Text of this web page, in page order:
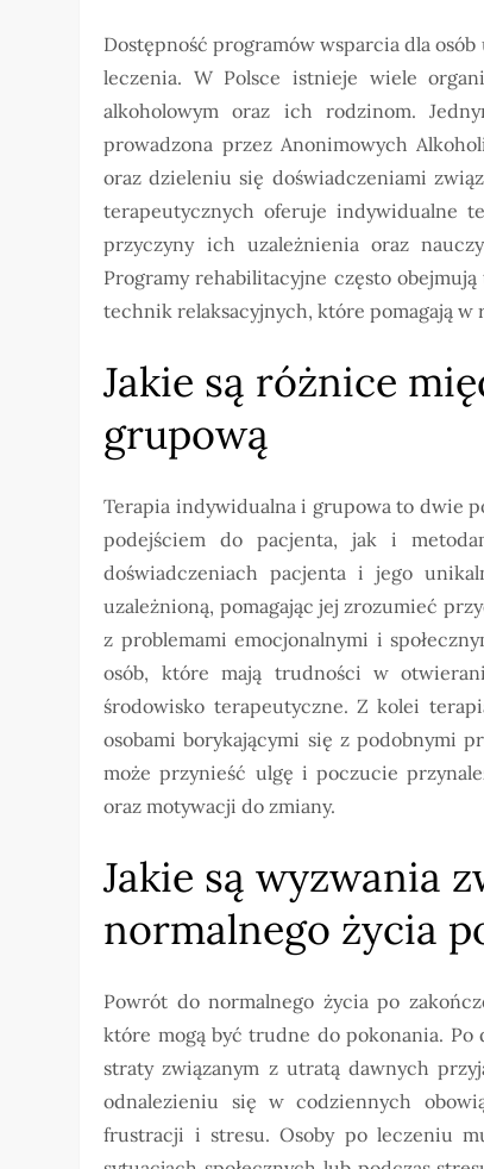
Dostępność programów wsparcia dla
leczenia. W Polsce istnieje wiele
alkoholowym oraz ich rodzinom.
prowadzona przez Anonimowych
oraz dzieleniu się doświadczeniami
terapeutycznych oferuje indywidualne
przyczyny ich uzależnienia oraz
Programy rehabilitacyjne często
technik relaksacyjnych, które pomagają w
Jakie są różnice
grupową
Terapia indywidualna i grupowa to dwie
podejściem do pacjenta, jak i
doświadczeniach pacjenta i jego
uzależnioną, pomagając jej zrozumieć
z problemami emocjonalnymi i
osób, które mają trudności w
środowisko terapeutyczne. Z kolei
osobami borykającymi się z podobnymi
może przynieść ulgę i poczucie
oraz motywacji do zmiany.
Jakie są wyzwania
normalnego życia
Powrót do normalnego życia po
które mogą być trudne do pokonania. Po
straty związanym z utratą dawnych
odnalezieniu się w codziennych
frustracji i stresu. Osoby po leczeniu